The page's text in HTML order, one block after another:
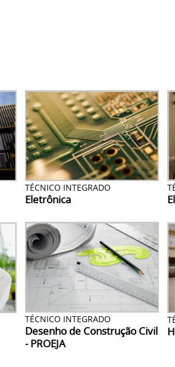
TÉCNICO INTEGRADO
Eletrônica
TÉCNICO INTEGRADO
Desenho de Construção Civil
- PROEJA